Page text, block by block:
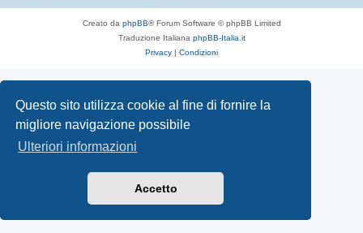
Questo sito utilizza cookie al fine di fornire la
migliore navigazione possibile
Ulteriori informazioni
Accetto
Creato da phpBB® Forum Software © phpBB Limited
Traduzione Italiana phpBB-Italia.it
Privacy | Condizioni